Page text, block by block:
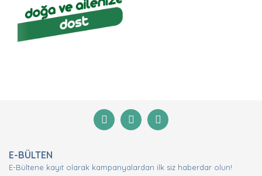
Yorum Yaz
Görüş ve önerileriniz için teşekkür ederiz.
Ürün açıklamasında eksik bilgiler bulunuyor.
E-BÜLTEN
E-Bültene kayıt olarak kampanyalardan ilk siz haberdar olun!